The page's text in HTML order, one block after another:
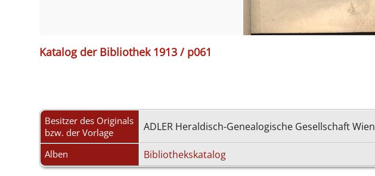
Katalog der Bibliothek 1913 / p061
Besitzer des Originals
bzw. der Vorlage
ADLER Heraldisch-Genealogische Gesellschaft Wien
Alben Bibliothekskatalog